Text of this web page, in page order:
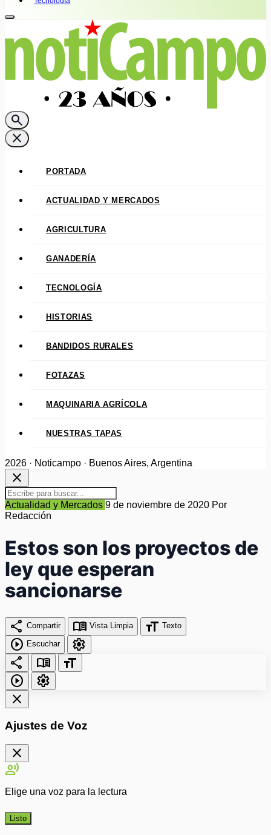
search
close
PORTADA
ACTUALIDAD Y MERCADOS
AGRICULTURA
GANADERÍA
TECNOLOGÍA
HISTORIAS
BANDIDOS RURALES
FOTAZAS
MAQUINARIA AGRÍCOLA
NUESTRAS TAPAS
2026 · Noticampo · Buenos Aires, Argentina
close
Actualidad y Mercados 9 de noviembre de 2020 Por
Redacción
Estos son los proyectos de
ley que esperan
sancionarse
share Compartir menu_book Vista Limpia format_size Texto
play_circle Escuchar
settings
share
menu_book
format_size
play_circle
settings
close
Ajustes de Voz
close
record_voice_over
Elige una voz para la lectura
Listo